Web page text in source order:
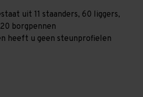
uit 11 staanders, 60 liggers,
borgpennen
heeft u geen steunprofielen